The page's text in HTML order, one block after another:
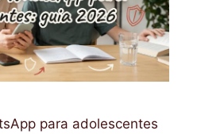
para adolescentes